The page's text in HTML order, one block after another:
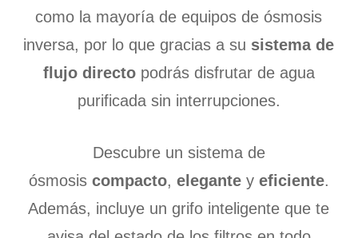
como la mayoría de equipos de ósmosis
inversa, por lo que gracias a su sistema de
flujo directopodrás disfrutar de agua
purificada sin interrupciones.
Descubre un sistema de
ósmosis compacto, elegantey eficiente.
Además, incluye un grifo inteligente que te